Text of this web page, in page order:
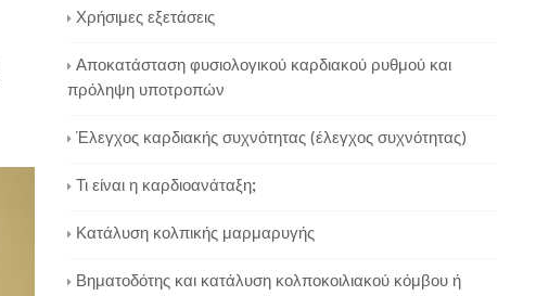
Χρήσιμες εξετάσεις
Αποκατάσταση φυσιολογικού καρδιακού ρυθμού και
πρόληψη υποτροπών
Έλεγχος καρδιακής συχνότητας (έλεγχος συχνότητας)
Τι είναι η καρδιοανάταξη;
Κατάλυση κολπικής μαρμαρυγής
Βηματοδότης και κατάλυση κολποκοιλιακού κόμβου ή